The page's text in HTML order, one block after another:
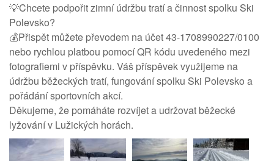
💡Chcete podpořit zimní údržbu tratí a činnost spolku Ski
Polevsko?
💰Přispět můžete převodem na účet 43-1708990227/0100
nebo rychlou platbou pomocí QR kódu uvedeného mezi
fotografiemi v příspěvku. Váš příspěvek využijeme na
údržbu běžeckých tratí, fungování spolku Ski Polevsko a
pořádání sportovních akcí.
Děkujeme, že pomáháte rozvíjet a udržovat běžecké
lyžování v Lužických horách.